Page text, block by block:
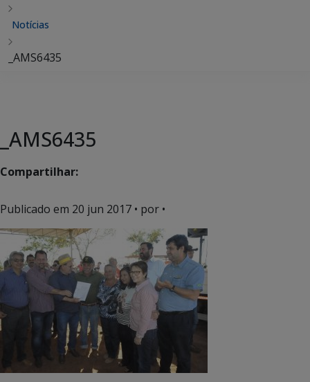
Notícias
_AMS6435
_AMS6435
Compartilhar:
Publicado em 20 jun 2017 • por •